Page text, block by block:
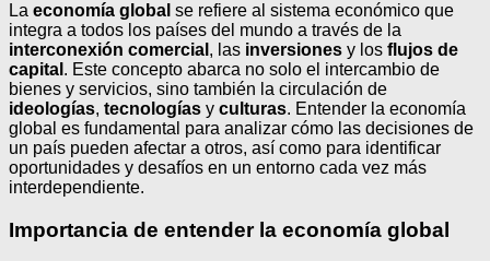
La economía global se refiere al sistema económico que
integra a todos los países del mundo a través de la
interconexión comercial , las inversiones y los flujos de
capital . Este concepto abarca no solo el intercambio de
bienes y servicios, sino también la circulación de
ideologías, tecnologías y culturas. Entender la economía
global es fundamental para analizar cómo las decisiones de
un país pueden afectar a otros, así como para identificar
oportunidades y desafíos en un entorno cada vez más
interdependiente.
Importancia de entender la economía global